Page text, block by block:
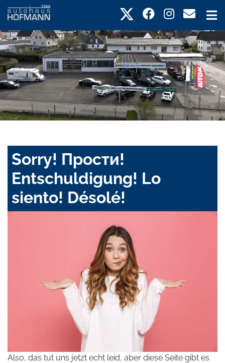
Sorry! Прости!
Entschuldigung! Lo
siento! Désolé!
Also, das tut uns jetzt echt leid, aber diese Seite gibt es